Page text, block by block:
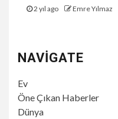
2 yıl ago Emre Yılmaz
NAVIGATE
Ev
Öne Çıkan Haberler
Dünya